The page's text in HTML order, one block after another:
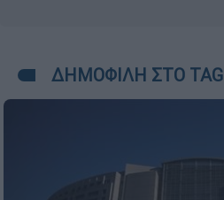
ΔΗΜΟΦΙΛΗ ΣΤΟ TAG